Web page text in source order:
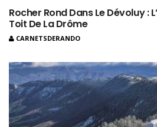
Rocher Rond Dans Le Dévoluy :
Toit De La Drôme
CARNETSDERANDO